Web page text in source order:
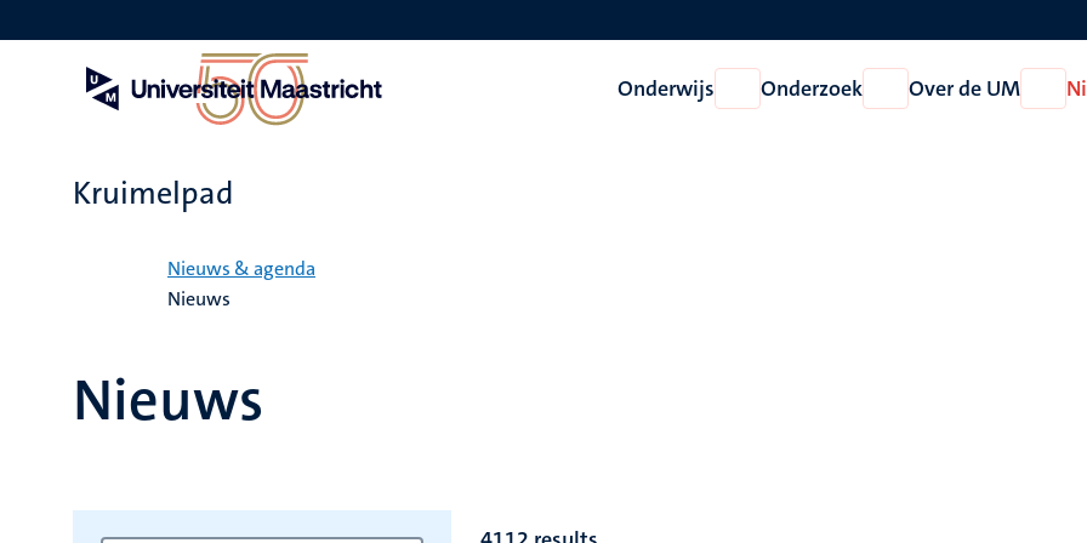
en
Onderwijs
Open
Onderwijs
Onderzoek
Open
Onderzoek
Over de UM
Open
Over
Kruimelpad
Nieuws & agenda
Nieuws
Nieuws